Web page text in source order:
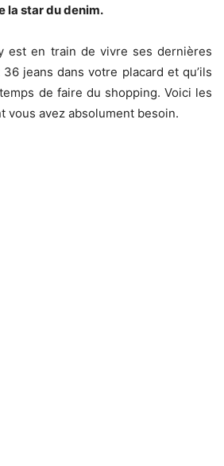
la star du denim.
est en train de vivre ses dernières
jeans dans votre placard et qu’ils
de faire du shopping. Voici les
vous avez absolument besoin.